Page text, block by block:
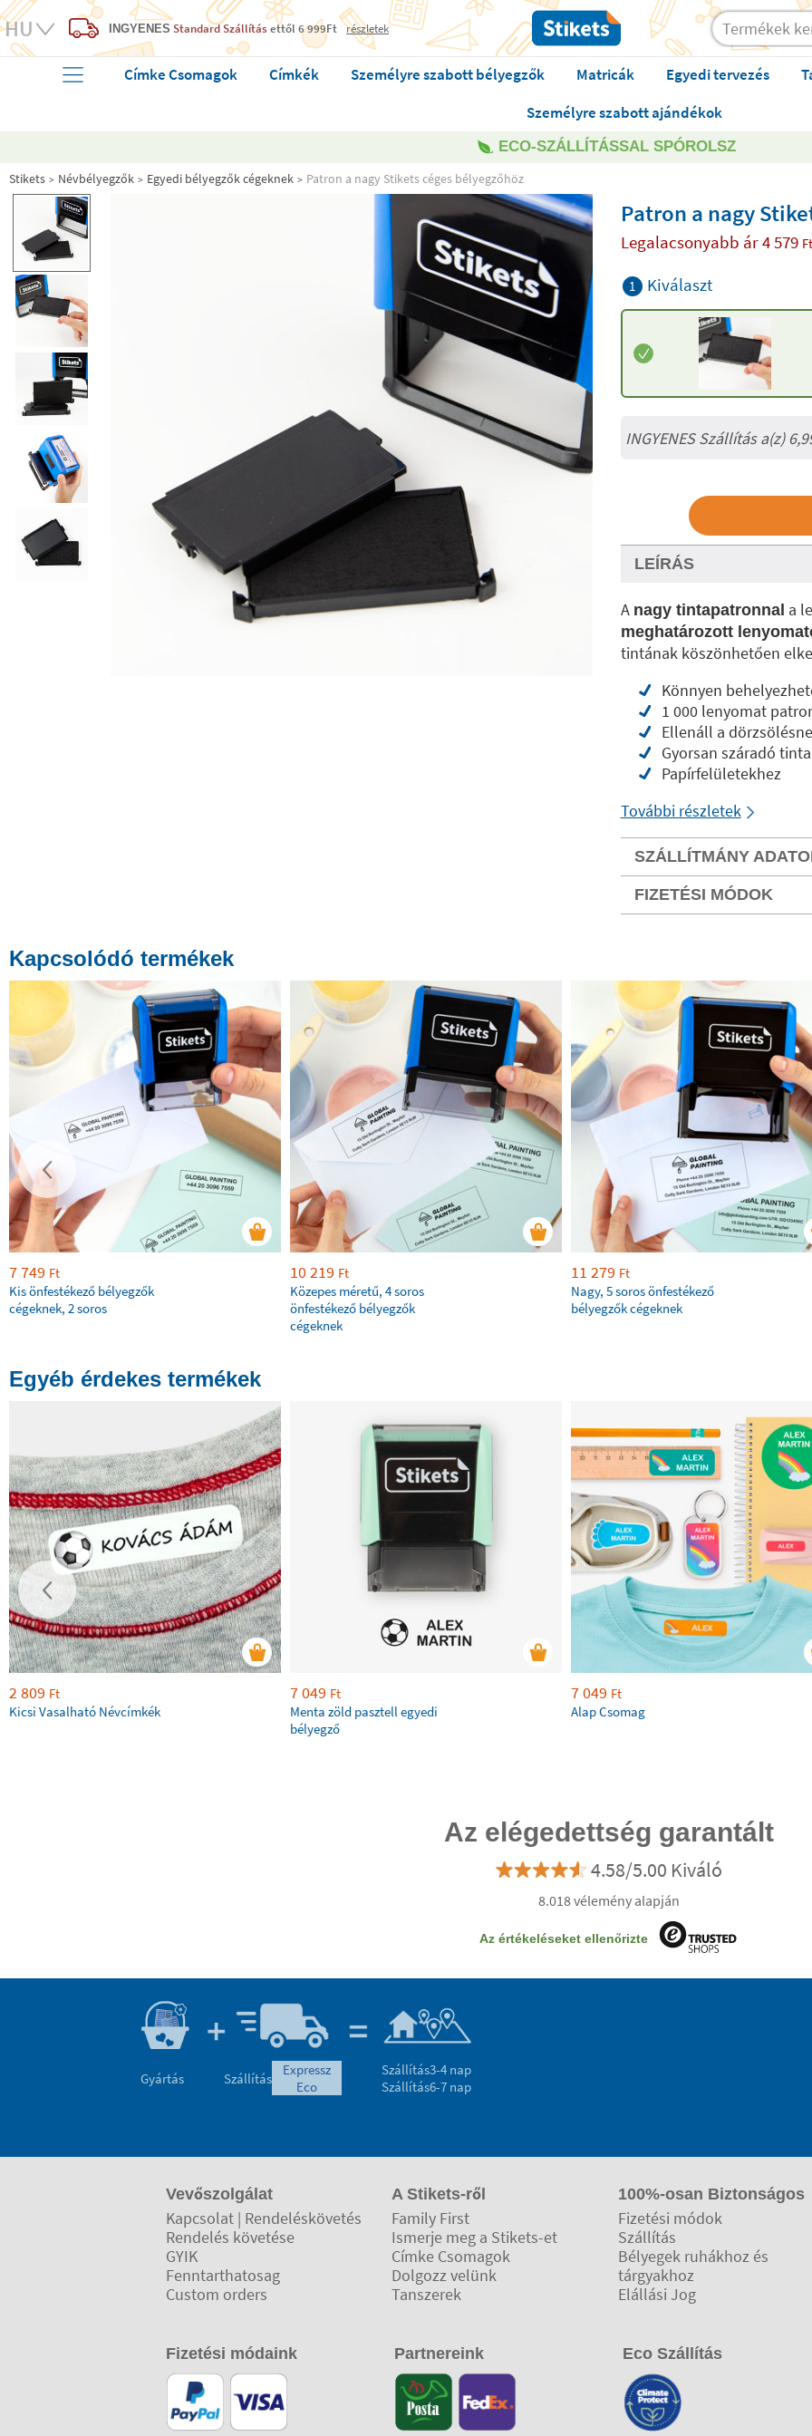
INGYENES Standard Szállításettől 6 999Ft részletek
Címke Csomagok Címkék Személyre szabott bélyegzők Matricák Egyedi tervezés
Személyre szabott ajándékok
ECO-SZÁLLÍTÁSSAL SPÓROLSZ
Stikets Névbélyegzők Egyedi bélyegzők cégeknek Patron a nagy Stikets céges bélyegzőhöz
Patron a nagy
Legalacsonyabb ár4 579 Ft
1 Kiválaszt
INGYENES Szállítás a(z)
LEÍRÁS
A nagy tintapatronnal a
meghatározott
tintának köszönhetően
Könnyen
1 000 lenyomat
Ellenáll a
Gyorsan száradó tinta
Papírfelületekhez
További részletek
SZÁLLÍTMÁNY
FIZETÉSI MÓDOK
Kapcsolódó termékek
7 749 Ft
Kis önfestékező bélyegzők
cégeknek, 2 soros
10 219 Ft
Közepes méretű, 4 soros
önfestékező bélyegzők
cégeknek
11 279 Ft
Nagy, 5 soros önfestékező
bélyegzők cégeknek
Egyéb érdekes termékek
2 809 Ft
Kicsi Vasalható Névcímkék
7 049 Ft
Menta zöld pasztell egyedi
bélyegző
7 049 Ft
Alap Csomag
Az elégedettség garantált
4.58/5.00 Kiváló
8.018 vélemény alapján
Az értékeléseket ellenőrizte
Gyártás Szállítás
expressz
eco
Szállítás3-4 nap
Szállítás6-7 nap
Vevőszolgálat
Kapcsolat | Rendeléskövetés
Rendelés követése
GYIK
Fenntarthatosag
Custom orders
A Stikets-ről
Family First
Ismerje meg a Stikets-et
Címke Csomagok
Dolgozz velünk
Tanszerek
100%-osan Biztonságos
Fizetési módok
Szállítás
Bélyegek ruhákhoz és
tárgyakhoz
Elállási Jog
Fizetési módaink Partnereink Eco Szállítás